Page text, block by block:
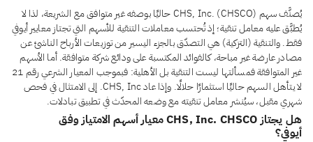
يُصنَّف سهم CHS, Inc. (CHSCO) حاليًا بوصفه غير متوافق مع الشريعة، لذا لا
يُطبَّق عليه معامل تنقية؛ إذ تُحتسب معاملات التنقية للأسهم التي تجتاز معايير أيوفي
فقط. والتنقية (التزكية) هي التصدّق بالجزء اليسير من توزيعات الأرباح الناشئ عن
مصادر عارضة غير مباحة، كالفوائد المكتسبة على ودائع شركة متوافقة. أما الأسهم
غير المتوافقة فمسألتها ليست التنقية بل الأهلية: فبموجب المعيار الشرعي رقم 21
لا يتأهل السهم حاليًا استثمارًا حلالًا. وإذا عاد CHS, Inc. إلى الامتثال في فحص
شهري مقبل، سيُنشر معامل تنقيته مع وضعه المحدّث في تطبيق تبادلات.
هل يجتاز CHS, Inc. CHSCO معيار أسهم الامتياز وفق
أيوفي؟